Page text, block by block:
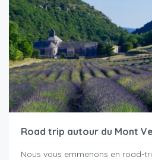
Road trip autour du Mont
Nous vous emmenons en road-